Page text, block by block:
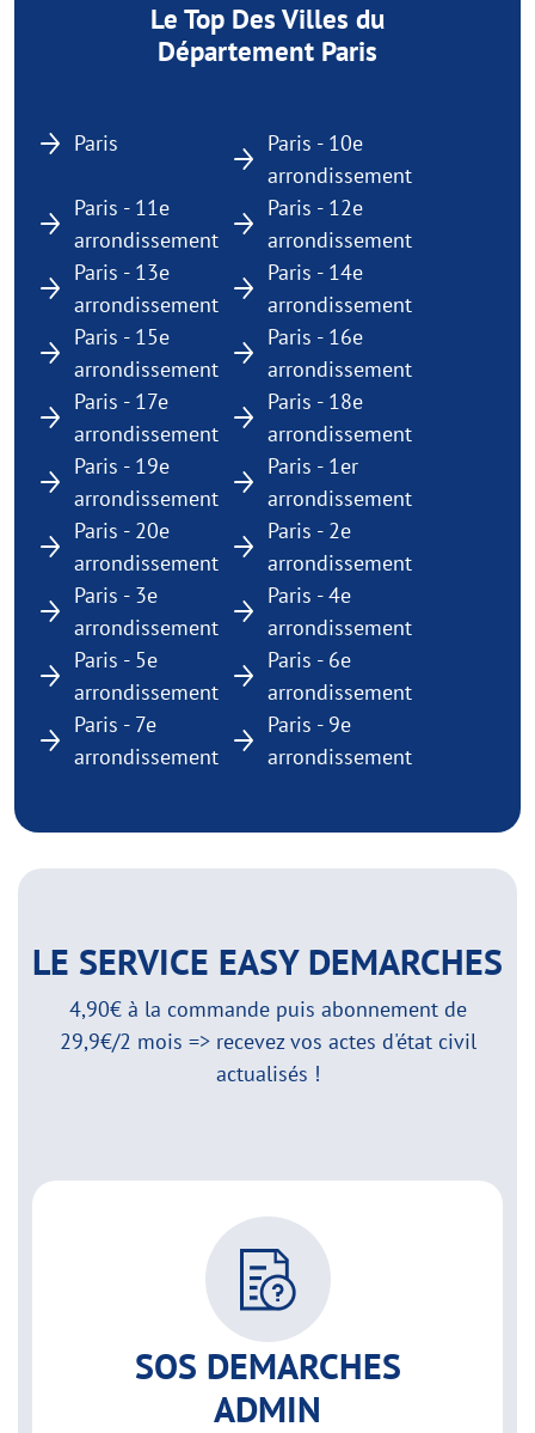
Le Top Des Villes du
Département Paris
Paris
Paris - 10e
arrondissement
Paris - 11e
arrondissement
Paris - 12e
arrondissement
Paris - 13e
arrondissement
Paris - 14e
arrondissement
Paris - 15e
arrondissement
Paris - 16e
arrondissement
Paris - 17e
arrondissement
Paris - 18e
arrondissement
Paris - 19e
arrondissement
Paris - 1er
arrondissement
Paris - 20e
arrondissement
Paris - 2e
arrondissement
Paris - 3e
arrondissement
Paris - 4e
arrondissement
Paris - 5e
arrondissement
Paris - 6e
arrondissement
Paris - 7e
arrondissement
Paris - 9e
arrondissement
LE SERVICE EASY DEMARCHES
4,90€ à la commande puis abonnement de
29,9€/2 mois => recevez vos actes d'état civil
actualisés !
SOS DEMARCHES
ADMIN